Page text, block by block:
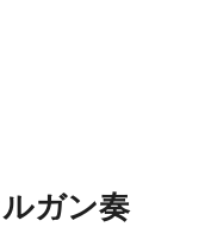
ガン奏